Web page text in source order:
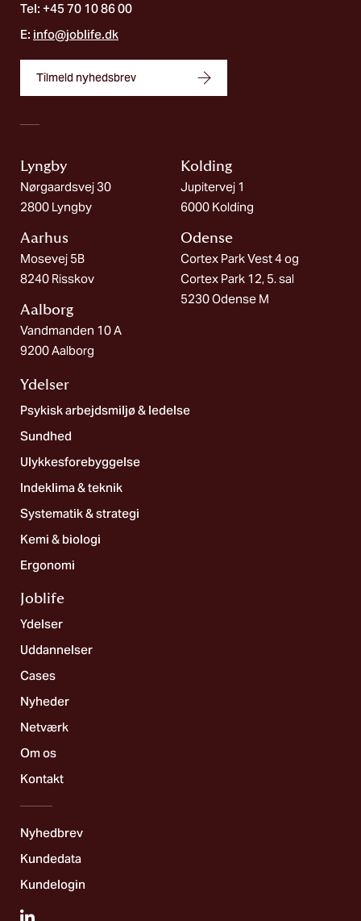
Tel: +45 70 10 86 00
E: info@joblife.dk
Tilmeld nyhedsbrev
Lyngby
Nørgaardsvej 30
2800 Lyngby
Aarhus
Mosevej 5B
8240 Risskov
Aalborg​
Vandmanden 10 A
9200 Aalborg
Kolding​
Jupitervej 1
6000 Kolding
Odense
Cortex Park Vest 4 og
Cortex Park 12, 5. sal
5230 Odense M
Ydelser
Psykisk arbejdsmiljø & ledelse
Sundhed
Ulykkesforebyggelse
Indeklima & teknik
Systematik & strategi
Kemi & biologi
Ergonomi
Joblife​
Ydelser
Uddannelser
Cases
Nyheder
Netværk
Om os
Kontakt
Nyhedbrev
Kundedata
Kundelogin